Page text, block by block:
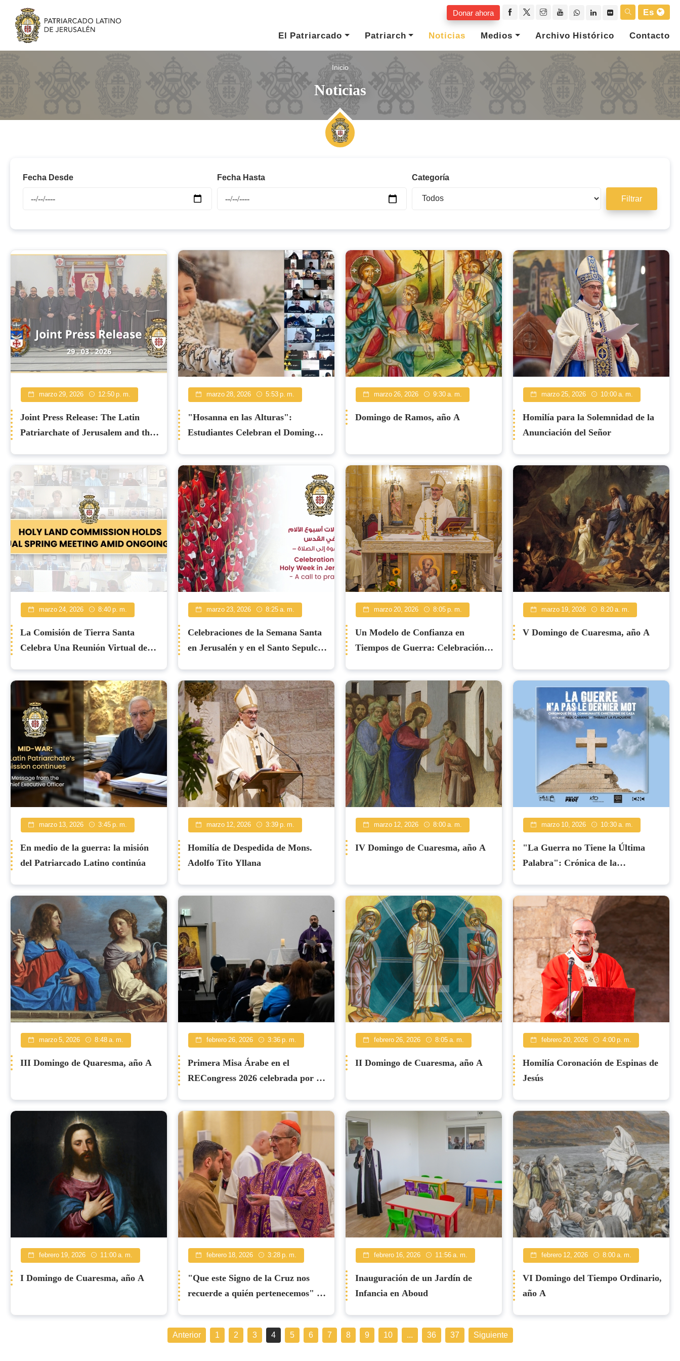
Donar ahora
Es
El Patriarcado
Patriarch Noticias Medios Archivo Histórico Contacto
Inicio
Noticias
Fecha Desde Fecha Hasta
Categoría
Filtrar
Noticias
marzo 29, 2026 12:50 p. m.
Joint Press Release: The Latin
Patriarchate of Jerusalem and the
marzo 28, 2026 5:53 p. m.
"Hosanna en las Alturas":
Estudiantes Celebran el Domingo
marzo 26, 2026 9:30 a. m.
Domingo de Ramos, año A
marzo 25, 2026 10:00 a. m.
Homilía para la Solemnidad de la
Anunciación del Señor
marzo 24, 2026 8:40 p. m.
La Comisión de Tierra Santa
Celebra Una Reunión Virtual de
marzo 23, 2026 8:25 a. m.
Celebraciones de la Semana Santa
en Jerusalén y en el Santo Sepulcro
marzo 20, 2026 8:05 p. m.
Un Modelo de Confianza en
Tiempos de Guerra: Celebración
marzo 19, 2026 8:20 a. m.
V Domingo de Cuaresma, año A
marzo 13, 2026 3:45 p. m.
En medio de la guerra: la misión
del Patriarcado Latino continúa
marzo 12, 2026 3:39 p. m.
Homilía de Despedida de Mons.
Adolfo Tito Yllana
marzo 12, 2026 8:00 a. m.
IV Domingo de Cuaresma, año A
marzo 10, 2026 10:30 a. m.
"La Guerra no Tiene la Última
Palabra": Crónica de la
marzo 5, 2026 8:48 a. m.
III Domingo de Quaresma, año A
febrero 26, 2026 3:36 p. m.
Primera Misa Árabe en el
RECongress 2026 celebrada por la
febrero 26, 2026 8:05 a. m.
II Domingo de Cuaresma, año A
febrero 20, 2026 4:00 p. m.
Homilía Coronación de Espinas de
Jesús
febrero 19, 2026 11:00 a. m.
I Domingo de Cuaresma, año A
febrero 18, 2026 3:28 p. m.
"Que este Signo de la Cruz nos
recuerde a quién pertenecemos" El
Procatedral
febrero 16, 2026 11:56 a. m.
Inauguración de un Jardín de
Infancia en Aboud
febrero 12, 2026 8:00 a. m.
VI Domingo del Tiempo Ordinario,
año A
Anterior 1 2 3 4 5 6 7 8 9 10 ... 36 37 Siguiente